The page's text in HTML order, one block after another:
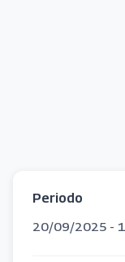
Periodo
20/09/2025 -